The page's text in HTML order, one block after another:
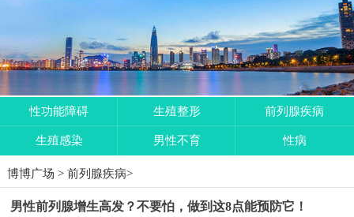
性功能障碍 生殖整形 前列腺疾病
生殖感染 男性不育 性病
博博广场 > 前列腺疾病>
男性前列腺增生高发？不要怕，做到这8点能预防它！